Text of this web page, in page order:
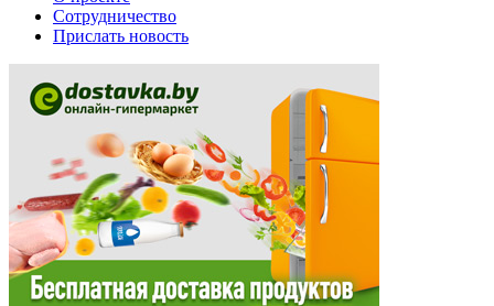
Сотрудничество
Прислать новость